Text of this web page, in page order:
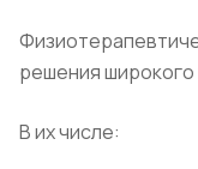
решения
В их числе: